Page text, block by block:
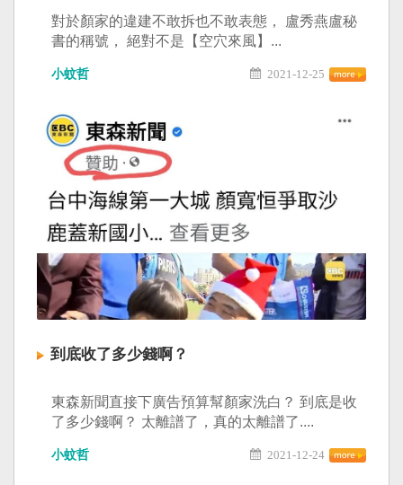
對於顏家的違建不敢拆也不敢表態， 盧秀燕盧秘
書的稱號， 絕對不是【空穴來風】...
小蚊哲 2021-12-25
到底收了多少錢啊？
東森新聞直接下廣告預算幫顏家洗白？ 到底是收
了多少錢啊？ 太離譜了，真的太離譜了....
小蚊哲 2021-12-24